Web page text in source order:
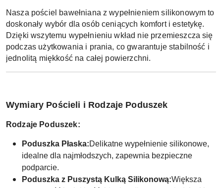
Nasza pościel bawełniana z wypełnieniem silikonowym to
doskonały wybór dla osób ceniących komfort i estetykę.
Dzięki wszytemu wypełnieniu wkład nie przemieszcza się
podczas użytkowania i prania, co gwarantuje stabilność i
jednolitą miękkość na całej powierzchni.
Wymiary Pościeli i Rodzaje Poduszek
Rodzaje Poduszek:
Poduszka Płaska:Delikatne wypełnienie silikonowe,
idealne dla najmłodszych, zapewnia bezpieczne
podparcie.
Poduszka z Puszystą Kulką Silikonową:Większa